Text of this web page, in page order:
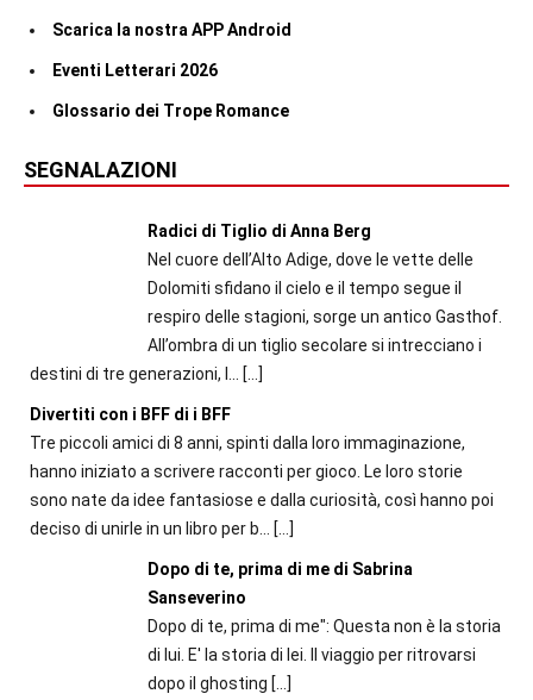
Scarica la nostra APP Android
Eventi Letterari 2026
Glossario dei Trope Romance
SEGNALAZIONI
Radici di Tiglio di Anna Berg
Nel cuore dell’Alto Adige, dove le vette delle
Dolomiti sfidano il cielo e il tempo segue il
respiro delle stagioni, sorge un antico Gasthof.
All’ombra di un tiglio secolare si intrecciano i
destini di tre generazioni, l...
[…]
Divertiti con i BFF di i BFF
Tre piccoli amici di 8 anni, spinti dalla loro immaginazione,
hanno iniziato a scrivere racconti per gioco. Le loro storie
sono nate da idee fantasiose e dalla curiosità, così hanno poi
deciso di unirle in un libro per b...
[…]
Dopo di te, prima di me di Sabrina
Sanseverino
Dopo di te, prima di me": Questa non è la storia
di lui. E' la storia di lei. Il viaggio per ritrovarsi
dopo il ghosting […]